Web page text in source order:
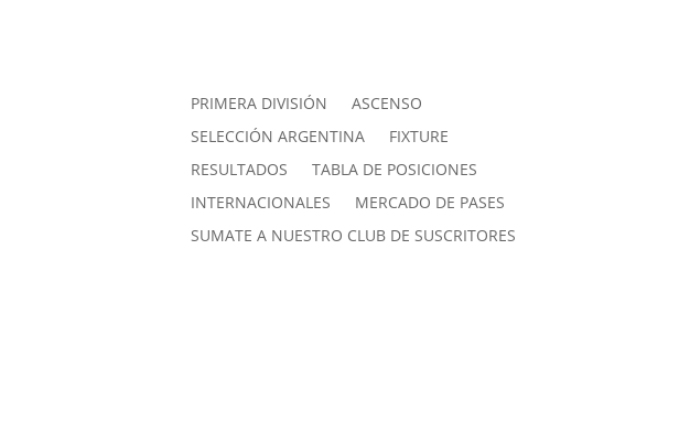
PRIMERA DIVISIÓN
ASCENSO
SELECCIÓN ARGENTINA
FIXTURE
RESULTADOS
TABLA DE POSICIONES
INTERNACIONALES
MERCADO DE PASES
SUMATE A NUESTRO CLUB DE SUSCRITORES